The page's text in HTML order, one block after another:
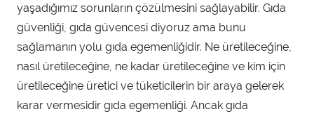
yaşadığımız sorunların çözülmesini sağlayabilir. Gıda
güvenliği, gıda güvencesi diyoruz ama bunu
sağlamanın yolu gıda egemenliğidir. Ne üretileceğine,
nasıl üretileceğine, ne kadar üretileceğine ve kim için
üretileceğine üretici ve tüketicilerin bir araya gelerek
karar vermesidir gıda egemenliği. Ancak gıda